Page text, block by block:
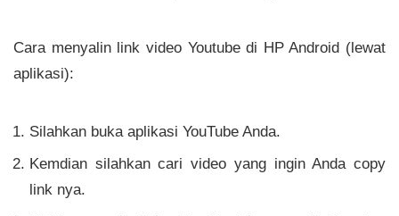
Cara menyalin link video Youtube di HP Android (lewat
aplikasi):
Silahkan buka aplikasi YouTube Anda.
Kemdian silahkan cari video yang ingin Anda copy
link nya.